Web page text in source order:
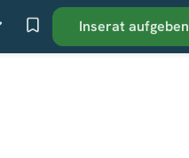
Inserat aufgeben